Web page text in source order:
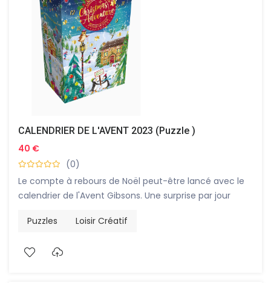
CALENDRIER DE L'AVENT 2023 (Puzzle )
40 €
(0)
Le compte à rebours de Noël peut-être lancé avec le
calendrier de l'Avent Gibsons. Une surprise par jour
Puzzles
Loisir Créatif